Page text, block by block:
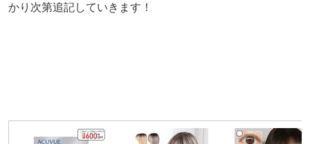
かり次第追記していきます！